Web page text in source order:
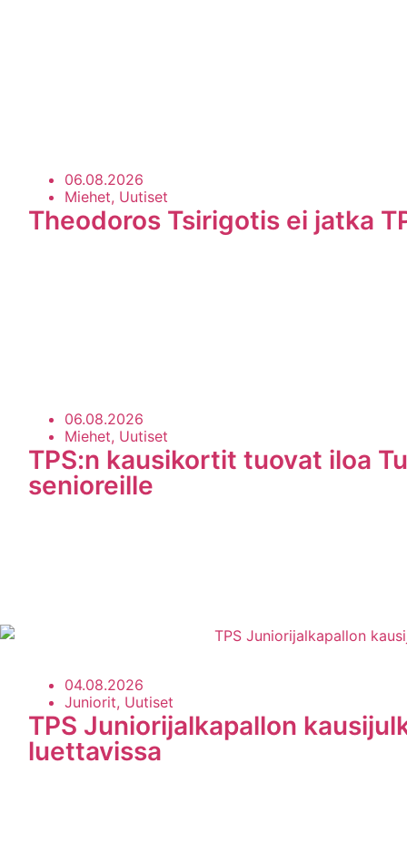
06.08.2026
Miehet, Uutiset
Theodoros Tsirigotis ei jatka
06.08.2026
Miehet, Uutiset
TPS:n kausikortit tuovat iloa
senioreille
04.08.2026
Juniorit, Uutiset
TPS Juniorijalkapallon
luettavissa